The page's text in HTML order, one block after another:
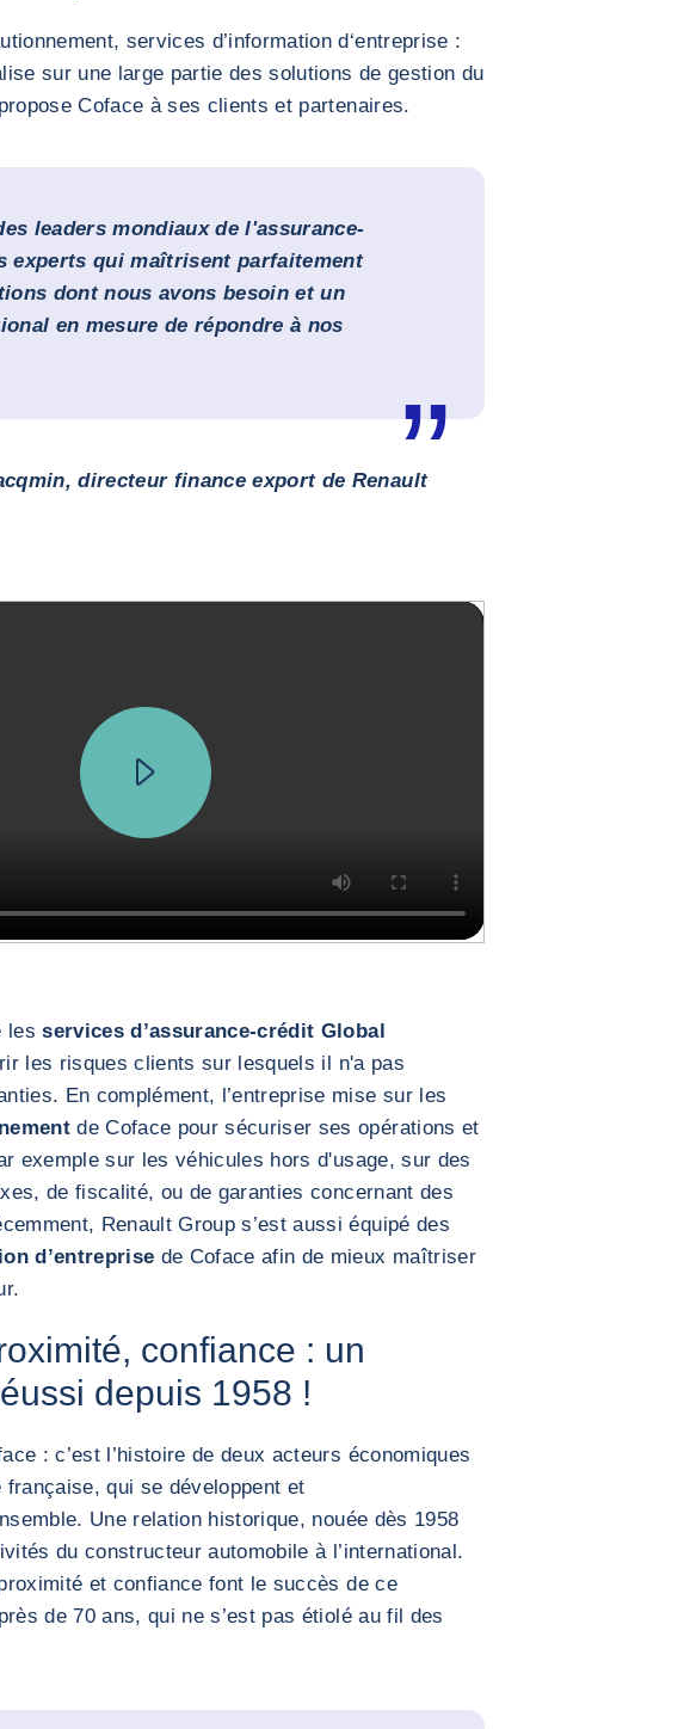
services d’information d‘entreprise :
sur une large partie des solutions de gestion du
Coface à ses clients et partenaires.
leaders mondiaux de l'assurance-
experts qui maîtrisent parfaitement
dont nous avons besoin et un
en mesure de répondre à nos
directeur finance export de Renault
lesservices d’assurance-crédit Global
les risques clients sur lesquels il n'a pas
En complément, l’entreprise mise sur les
de Coface pour sécuriser ses opérations et
exemple sur les véhicules hors d'usage, sur des
de fiscalité, ou de garanties concernant des
Renault Group s’est aussi équipé des
d’entreprise de Coface afin de mieux maîtriser
confiance : un
depuis 1958 !
: c’est l’histoire de deux acteurs économiques
qui se développent et
Une relation historique, nouée dès 1958
du constructeur automobile à l’international.
et confiance font le succès de ce
de 70 ans, qui ne s’est pas étiolé au fil des